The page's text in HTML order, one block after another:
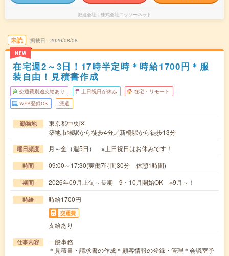
派遣会社 株式会社ニッソーネット
未読
NEW
掲載日 2026/08/08
在宅週2～3日！17時半定時＊時給1700円＊服
装自由！見積書作成
交通費別途支給あり 土日祝日が休み 在宅・リモート
WEB登録OK 派遣
勤務地
東京都中央区
築地市場駅から徒歩4分／新橋駅から徒歩13分
曜日頻度 月～金（週5日） ※土日祝日はお休みです！
時間 09:00～17:30(実働7時間30分 休憩1時間)
期間 2026年09月上旬～長期 9・10月開始OK ※9月～！
時給 時給1700円
交通費
支給あり
仕事内容
一般事務
＊見積書・請求書の作成＊顧客情報の登録・管理＊会議室予